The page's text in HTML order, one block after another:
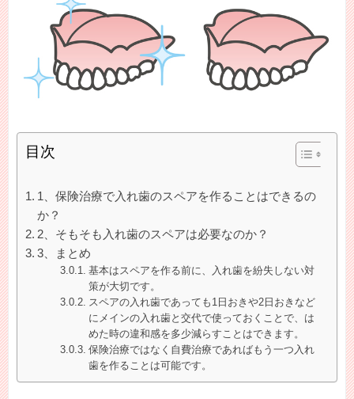
目次
1、保険治療で入れ歯のスペアを作ることはできるの
か？
2、そもそも入れ歯のスペアは必要なのか？
3、まとめ
基本はスペアを作る前に、入れ歯を紛失しない対
策が大切です。
スペアの入れ歯であっても1日おきや2日おきなど
にメインの入れ歯と交代で使っておくことで、は
めた時の違和感を多少減らすことはできます。
保険治療ではなく自費治療であればもう一つ入れ
歯を作ることは可能です。